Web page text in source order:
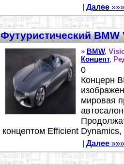
Далее »»»
Футуристический
» BMW,
Концепт,
0
Концерн
мировая
концептом Efficient Dynamics,
Далее »»»